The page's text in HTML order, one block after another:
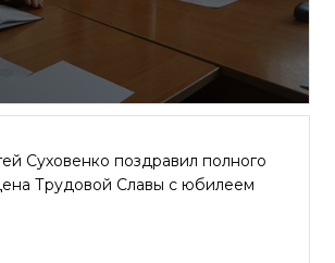
Суховенко поздравил полного
Трудовой Славы с юбилеем